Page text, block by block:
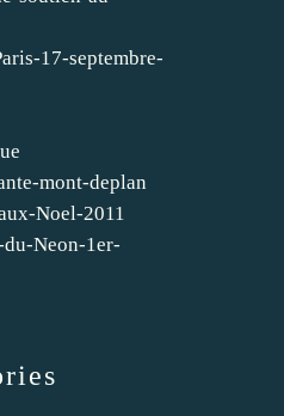
17-septembre-
mont-deplan
Noel-2011
Neon-1er-